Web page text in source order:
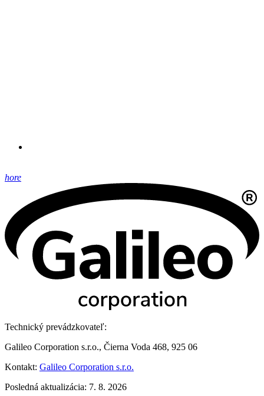
hore
Technický prevádzkovateľ:
Galileo Corporation s.r.o., Čierna Voda 468, 925 06
Kontakt: Galileo Corporation s.r.o.
Posledná aktualizácia: 7. 8. 2026